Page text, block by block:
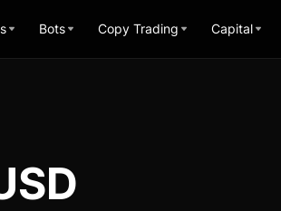
Bots Copy Trading Capital